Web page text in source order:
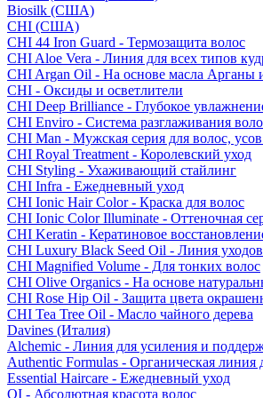
Biosilk (США)
CHI (США)
CHI 44 Iron Guard - Термозащита волос
CHI Aloe Vera - Линия для всех типов
CHI Argan Oil - На основе масла Арганы
CHI - Оксиды и осветлители
CHI Deep Brilliance - Глубокое
CHI Enviro - Система разглаживания
CHI Man - Мужская серия для волос,
CHI Royal Treatment - Королевский уход
CHI Styling - Ухаживающий стайлинг
CHI Infra - Ежедневный уход
CHI Ionic Hair Color - Краска для волос
CHI Ionic Color Illuminate - Оттеночная
CHI Keratin - Кератиновое
CHI Luxury Black Seed Oil - Линия
CHI Magnified Volume - Для тонких волос
CHI Olive Organics - На основе
CHI Rose Hip Oil - Защита цвета
CHI Tea Tree Oil - Масло чайного дерева
Davines (Италия)
Alchemic - Линия для усиления и
Authentic Formulas - Органическая линия
Essential Haircare - Eжедневный уход
OI - Абсолютная красота волос